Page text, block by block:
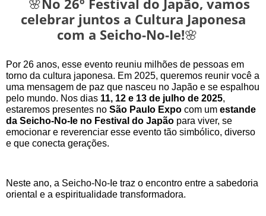
🌸No 26º Festival do Japão, vamos
celebrar juntos a Cultura Japonesa
com a Seicho-No-Ie!🌸
Por 26 anos, esse evento reuniu milhões de pessoas em
torno da cultura japonesa. Em 2025, queremos reunir você a
uma mensagem de paz que nasceu no Japão e se espalhou
pelo mundo. Nos dias 11, 12 e 13 de julho de 2025,
estaremos presentes no São Paulo Expo com um estande
da Seicho-No-Ie no Festival do Japão para viver, se
emocionar e reverenciar esse evento tão simbólico, diverso
e que conecta gerações.
Neste ano, a Seicho-No-Ie traz o encontro entre a sabedoria
oriental e a espiritualidade transformadora.